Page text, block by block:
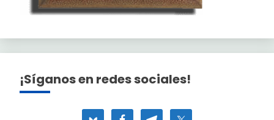
¡Síganos en redes sociales!